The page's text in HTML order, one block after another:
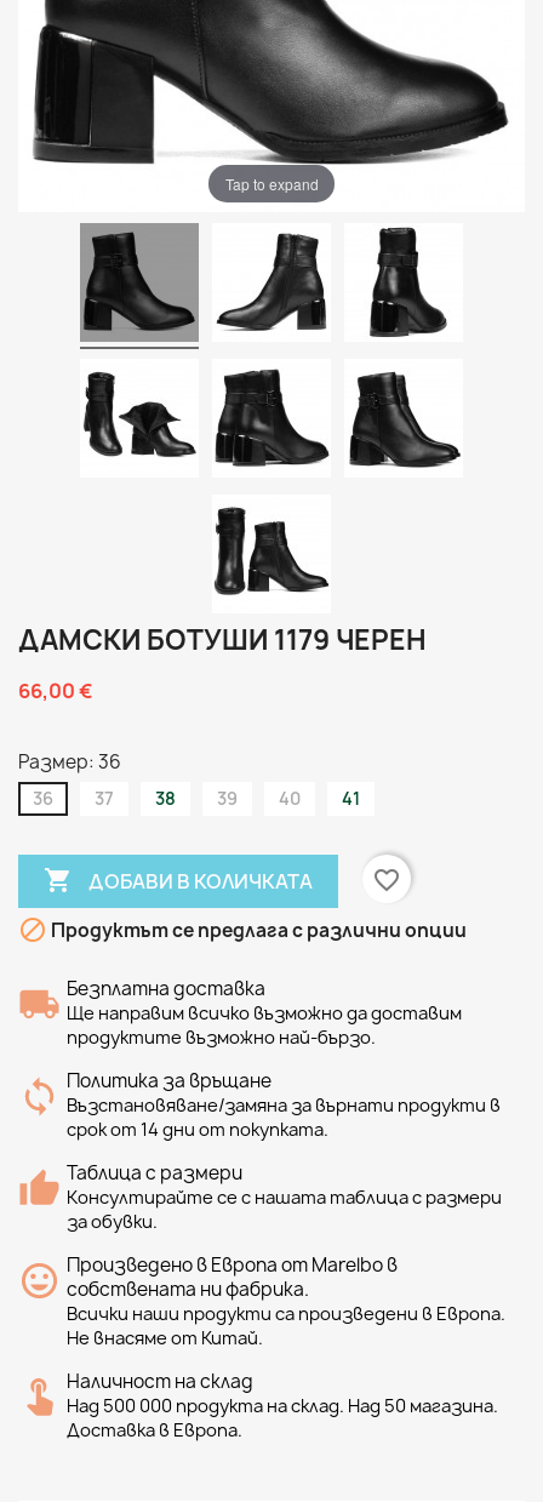
Tap to expand
ДАМСКИ БОТУШИ 1179 ЧЕРЕН
66,00 €
Размер: 36
36 37 38 39 40 41
 ДОБАВИ В КОЛИЧКАТА
favorite_border
 Продуктът се предлага с различни опции
Безплатна доставка
Ще направим всичко възможно да доставим
продуктите възможно най-бързо.
Политика за връщане
Възстановяване/замяна за върнати продукти в
срок от 14 дни от покупката.
Таблица с размери
Консултирайте се с нашата таблица с размери
за обувки.
Произведено в Европа от Marelbo в
собствената ни фабрика.
Всички наши продукти са произведени в Европа.
Не внасяме от Китай.
Наличност на склад
Над 500 000 продукта на склад. Над 50 магазина.
Доставка в Европа.